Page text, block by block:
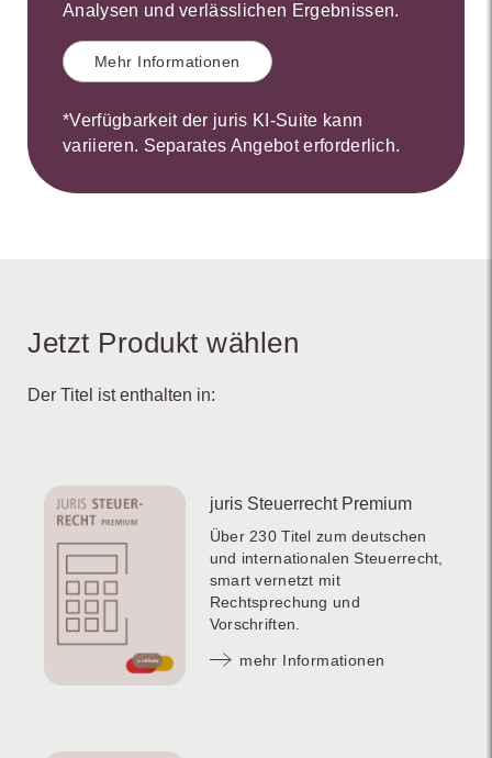
Analysen und verlässlichen Ergebnissen.
Mehr Informationen
*Verfügbarkeit der juris KI-Suite kann
variieren. Separates Angebot erforderlich.
Jetzt Produkt wählen
Der Titel ist enthalten in:
juris Steuerrecht Premium
Über 230 Titel zum deutschen
und internationalen Steuerrecht,
smart vernetzt mit
Rechtsprechung und
Vorschriften.
mehr Informationen